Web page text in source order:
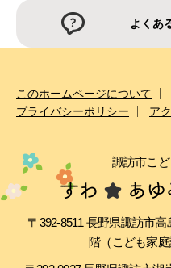
よくあ
このホームページについて
プライバシーポリシー
ア
諏訪市こ
〒392-8511 長野県諏訪市
階（こども家庭